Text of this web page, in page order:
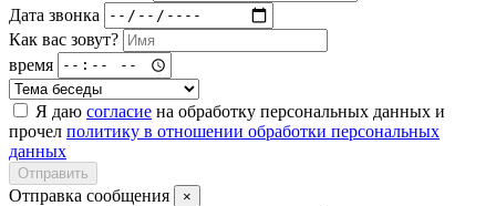
Дата звонка
Как вас зовут?
время
Я даю согласие на обработку персональных данных и
прочел политику в отношении обработки персональных
данных
Отправить
Отправка сообщения ×